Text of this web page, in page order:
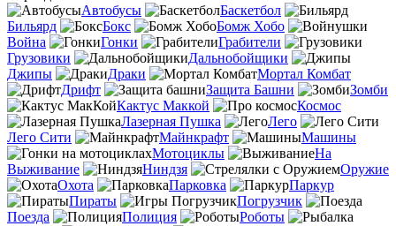
Автобусы
Баскетбол
Бильярд
Бокс
Бомж Хобо
Война
Гонки
Грабители
Грузовики
Дальнобойщики
Джипы
Драки
Мортал Комбат
Дрифт
Защита Башни
Зомби
Кактус Маккой
Космос
Лазерная Пушка
Лего
Лего Сити
Майнкрафт
Машины
Мотоциклы
На
Выживание
Ниндзя
Оружие
Охота
Парковка
Паркур
Пираты
Погрузчик
Поезда
Полиция
Роботы